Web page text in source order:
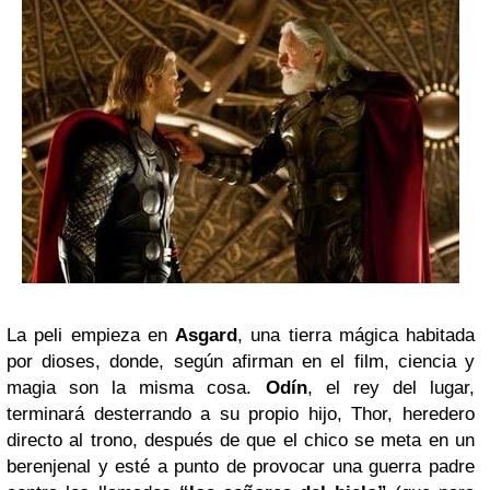
La peli empieza en Asgard, una tierra mágica habitada
por dioses, donde, según afirman en el film, ciencia y
magia son la misma cosa. Odín, el rey del lugar,
terminará desterrando a su propio hijo, Thor, heredero
directo al trono, después de que el chico se meta en un
berenjenal y esté a punto de provocar una guerra padre